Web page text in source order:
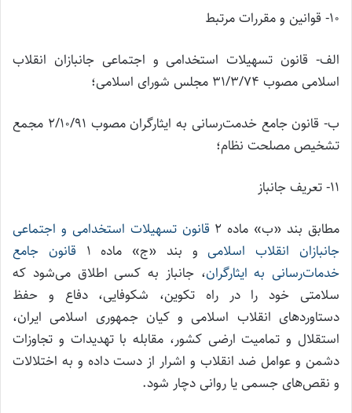
۱۰- قوانین و مقررات مرتبط
الف- قانون تسهیلات استخدامی و اجتماعی جانبازان انقلاب
اسلامی مصوب ۳۱/۳/۷۴ مجلس شورای اسلامی؛
ب- قانون جامع خدمت‌رسانی به ایثارگران مصوب ۲/۱۰/۹۱ مجمع
تشخیص مصلحت نظام؛
۱۱- تعریف جانباز
مطابق بند «ب‌» ماده ۲
قانون تسهیلات استخدامی و اجتماعی
جانبازان انقلاب اسلامی و بند «ج‌» ماده ۱
قانون جامع
خدمات‌رسانی به ایثارگران، جانباز به كسی اطلاق می‌شود كه
سلامتی خود را در راه تكوین، شكوفایی، دفاع و حفظ
دستاوردهای انقلاب اسلامی و كیان جمهوری اسلامی ایران،
استقلال و تمامیت ارضی كشور، مقابله با تهدیدات و تجاوزات
دشمن و عوامل ضد انقلاب و اشرار از دست داده و به اختلالات
و نقص‌های جسمی یا روانی دچار شود.